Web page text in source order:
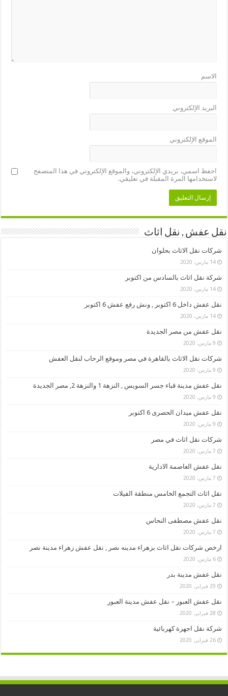
الاسم
البريد الإلكتروني
الموقع الإلكتروني
احفظ اسمي، بريدي الإلكتروني، والموقع الإلكتروني في هذا المتصفح
لاستخدامها المرة المقبلة في تعليقي.
نقل عفش , نقل اثاث
شركات نقل الاثاث بحلوان
14 مارس، 2020
شركة نقل اثاث بالسادس من اكتوبر
14 مارس، 2020
نقل عفش داخل 6 اكتوبر , ونش رفع عفش 6 اكتوبر
14 مارس، 2020
نقل عفش من مصر الجديدة
9 مارس، 2020
شركات نقل الاثاث بالقاهرة في مصر وموقع الرحاب لنقل العفش
9 مارس، 2020
نقل عفش مدينة قباء جسر السويس , النزهة 1 والنزهة 2, مصر الجديدة
9 مارس، 2020
نقل عفش ميدان الحصرى 6 اكتوبر
9 مارس، 2020
شركات نقل اثاث في مصر
7 مارس، 2020
نقل عفش العاصمة الادارية
7 مارس، 2020
نقل اثاث التجمع الخامس منطقة الفيلات
7 مارس، 2020
نقل عفش مصطفى النحاس
7 مارس، 2020
ارخص شركات نقل اثاث بزهراء مدينه نصر , نقل عفش زهراء مدينة نصر
6 مارس، 2020
نقل عفش مدينة بدر
29 فبراير، 2020
نقل عفش العبور – نقل عفش مدينة العبور
28 فبراير، 2020
شركة نقل اجهزة كهربائية
26 فبراير، 2020